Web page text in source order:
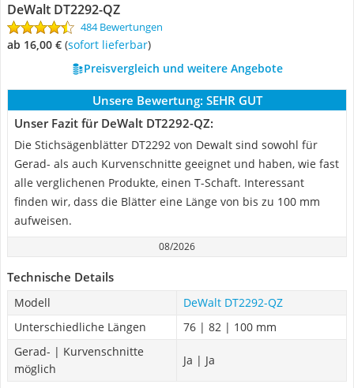
DeWalt DT2292-QZ
484 Bewertungen
ab 16,00 € ( Sofort lieferbar)
Preisvergleich und weitere Angebote
Unsere Bewertung: SEHR GUT
Unser Fazit für DeWalt DT2292-QZ:
Die Stichsägenblätter DT2292 von Dewalt sind sowohl für
Gerad- als auch Kurvenschnitte geeignet und haben, wie fast
alle verglichenen Produkte, einen T-Schaft. Interessant
finden wir, dass die Blätter eine Länge von bis zu 100 mm
aufweisen.
08/2026
Technische Details
Modell
DeWalt DT2292-QZ
Unterschiedliche Längen
76 | 82 | 100 mm
Gerad- | Kurvenschnitte
möglich
Ja | Ja